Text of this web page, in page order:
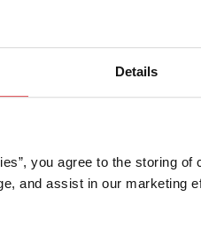
Details
you agree to the storing
and assist in our marketing
CARACTÉRISTIQUES
visuelle avant
et l’effilocheuse.
OMAX